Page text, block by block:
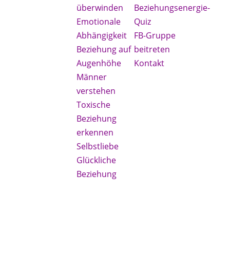
überwinden
Emotionale
Abhängigkeit
Beziehung auf
Augenhöhe
Männer
verstehen
Toxische
Beziehung
erkennen
Selbstliebe
Glückliche
Beziehung
Beziehungsenergie-
Quiz
FB-Gruppe
beitreten
Kontakt